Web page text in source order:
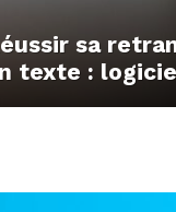
sa
texte :